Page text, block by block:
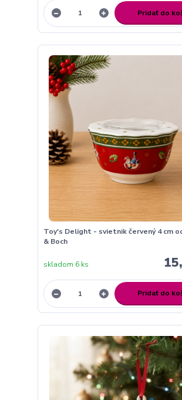
Pridať do
Toy's Delight - svietnik červený 4 cm
& Boch
skladom 6 ks
Pridať do